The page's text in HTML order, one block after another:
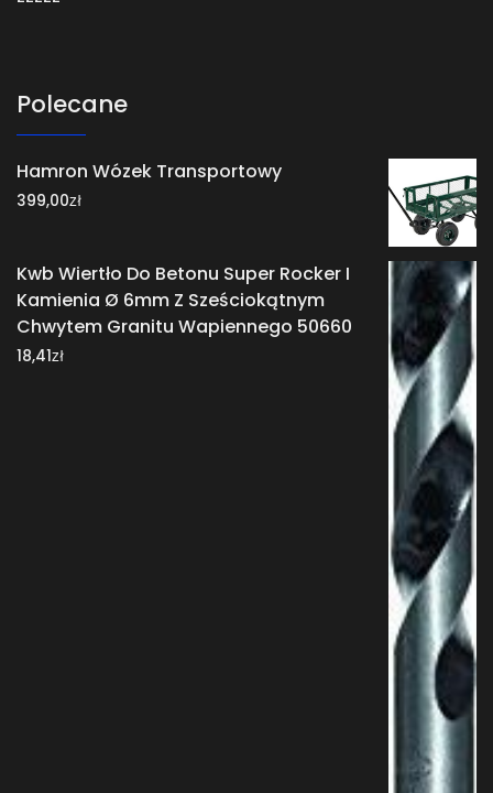
Polecane
Hamron Wózek Transportowy
399,00zł
Kwb Wiertło Do Betonu Super Rocker I
Kamienia Ø 6mm Z Sześciokątnym
Chwytem Granitu Wapiennego 50660
18,41zł